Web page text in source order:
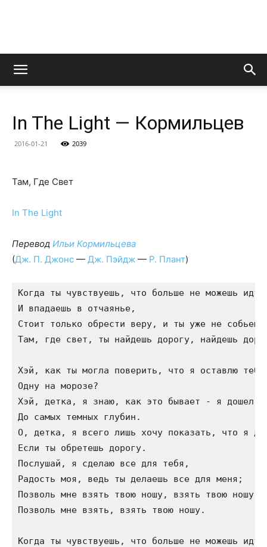
LedZeppelin.Ru
In The Light — Кормильцев
2016-01-21 2039
Там, Где Свет
In The Light
Перевод Ильи Кормильцева
(Дж. П. Джонс — Дж. Пэйдж — Р. Плант)
Когда ты чувствуешь, что больше не можешь
И впадаешь в отчаянье,
Стоит только обрести веру, и ты уже не
Там, где свет, ты найдешь дорогу, найдешь
Хэй, как ты могла поверить, что я оставлю тебя
Одну на морозе?
Хэй, детка, я знаю, как это бывает - я дошел
До самых темных глубин.
О, детка, я всего лишь хочу показать, что я
Если ты обретешь дорогу.
Послушай, я сделаю все для тебя,
Радость моя, ведь ты делаешь все для меня;
Позволь мне взять твою ношу, взять твою ношу.
Позволь мне взять, взять твою ношу.
Когда ты чувствуешь, что больше не можешь